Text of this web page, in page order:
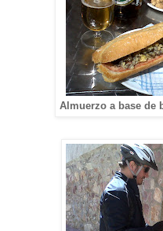
Almuerzo a base de